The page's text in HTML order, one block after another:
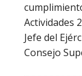
Actividades
Jefe del
Consejo